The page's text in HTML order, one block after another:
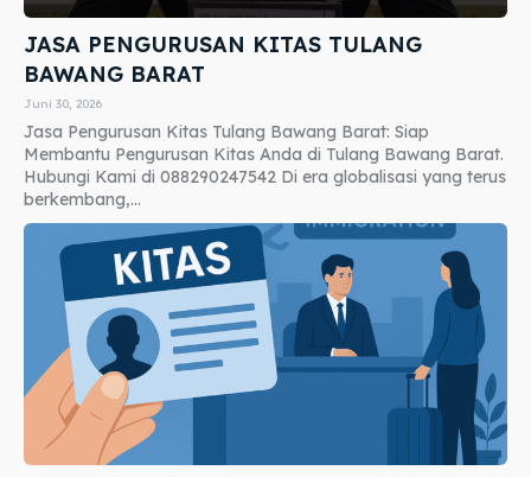
JASA PENGURUSAN KITAS TULANG
BAWANG BARAT
Juni 30, 2026
Jasa Pengurusan Kitas Tulang Bawang Barat: Siap
Membantu Pengurusan Kitas Anda di Tulang Bawang Barat.
Hubungi Kami di 088290247542 Di era globalisasi yang terus
berkembang,...